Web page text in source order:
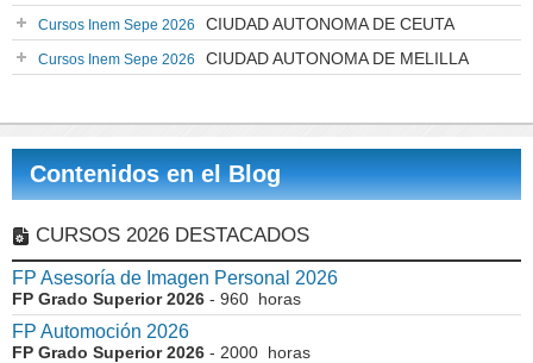
Cursos Inem Sepe 2026 CIUDAD AUTONOMA DE CEUTA
Cursos Inem Sepe 2026 CIUDAD AUTONOMA DE MELILLA
Contenidos en el Blog
CURSOS 2026 DESTACADOS
FP Asesoría de Imagen Personal 2026
FP Grado Superior 2026 - 960 horas
FP Automoción 2026
FP Grado Superior 2026 - 2000 horas